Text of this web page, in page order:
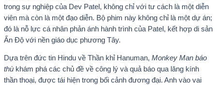
trong sự nghiệp của Dev Patel, không chỉ với tư cách là một diễn
viên mà còn là một đạo diễn. Bộ phim này không chỉ là một dự án;
đó là nỗ lực cá nhân phản ánh hành trình của Patel, kết hợp di sản
Ấn Độ với nền giáo dục phương Tây.
Dựa trên đức tin Hindu về Thần khỉ Hanuman, Monkey Man báo
thù khám phá các chủ đề về công lý và quả báo qua lăng kính
thần thoại, được tái hiện trong bối cảnh đương đại. Anh vào vai